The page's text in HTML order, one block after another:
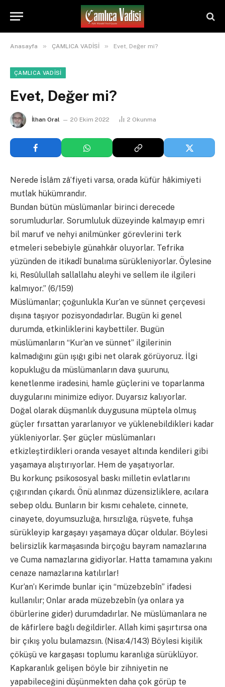
Anasayfa » ÇAMLICA VADİSİ » Evet, Değer mi?
ÇAMLICA VADİSİ
Evet, Değer mi?
İlhan Oral 20 Ekim 2022 2 Okunma
Nerede İslâm zâʼfiyeti varsa, orada küfür hâkimiyeti
mutlak hükümrandır.
Bundan bütün müslümanlar birinci derecede
sorumludurlar. Sorumluluk düzeyinde kalmayıp emri
bil maruf ve nehyi anilmünker görevlerini terk
etmeleri sebebiyle günahkâr oluyorlar. Tefrika
yüzünden de itikadî bunalıma sürükleniyorlar. Öylesine
ki, Resûlullah sallallahu aleyhi ve sellem ile ilgileri
kalmıyor.” (6/159)
Müslümanlar; çoğunlukla Kur’an ve sünnet çerçevesi
dışına taşıyor pozisyondadırlar. Bugün ki genel
durumda, etkinliklerini kaybettiler. Bugün
müslümanların “Kur’an ve sünnet” ilgilerinin
kalmadığını gün ışığı gibi net olarak görüyoruz. İlgi
kopukluğu da müslümanların dava şuurunu,
kenetlenme iradesini, hamle güçlerini ve toparlanma
duygularını minimize ediyor. Duyarsız kalıyorlar.
Doğal olarak düşmanlık duygusuna müptela olmuş
güçler fırsattan yararlanıyor ve yüklenebildikleri kadar
yükleniyorlar. Şer güçler müslümanları
etkizleştirdikleri oranda vesayet altında kendileri gibi
yaşamaya alıştırıyorlar. Hem de yaşatıyorlar.
Bu korkunç psikososyal baskı milletin evlatlarını
çığırından çıkardı. Önü alınmaz düzensizliklere, acılara
sebep oldu. Bunların bir kısmı cehalete, cinnete,
cinayete, doyumsuzluğa, hırsızlığa, rüşvete, fuhşa
sürükleyip kargaşayı yaşamaya dûçar oldular. Böylesi
belirsizlik karmaşasında birçoğu bayram namazlarına
ve Cuma namazlarına gidiyorlar. Hatta tamamına yakını
cenaze namazlarına katılırlar!
Kur’an’ı Kerimde bunlar için “müzebzebîn” ifadesi
kullanılır; Onlar arada müzebzebîn (ya onlara ya
öbürlerine gider) durumdadırlar. Ne müslümanlara ne
de kâfirlere bağlı değildirler. Allah kimi şaşırtırsa ona
bir çıkış yolu bulamazsın. (Nisa:4/143) Böylesi kişilik
çöküşü ve kargaşası toplumu karanlığa sürüklüyor.
Kapkaranlık gelişen böyle bir zihniyetin ne
yapabileceğini düşünmekten daha çok görüp te